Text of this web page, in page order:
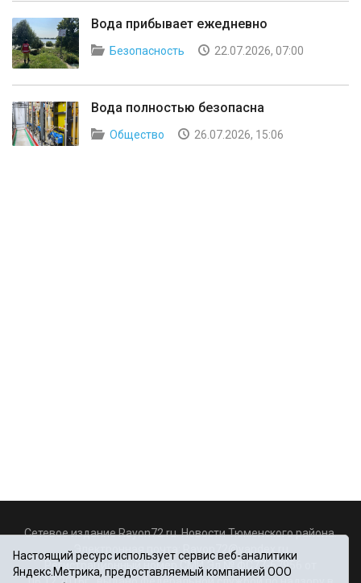
Вода прибывает ежедневно
Безопасность 22.07.2026, 07:00
Вода полностью безопасна
Общество 26.07.2026, 15:06
Сетевое издание Rayon72.ru. Новости Тюменского района.
Rayon72@yandex.ru
Регистрационный номер СМИ Эл № ФС77-67956 от
Настоящий ресурс использует сервис веб-аналитики
Яндекс.Метрика, предоставляемый компанией ООО